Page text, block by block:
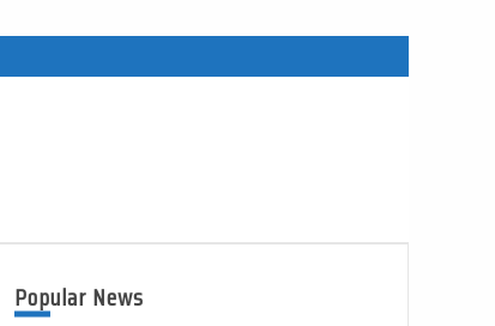
Popular News